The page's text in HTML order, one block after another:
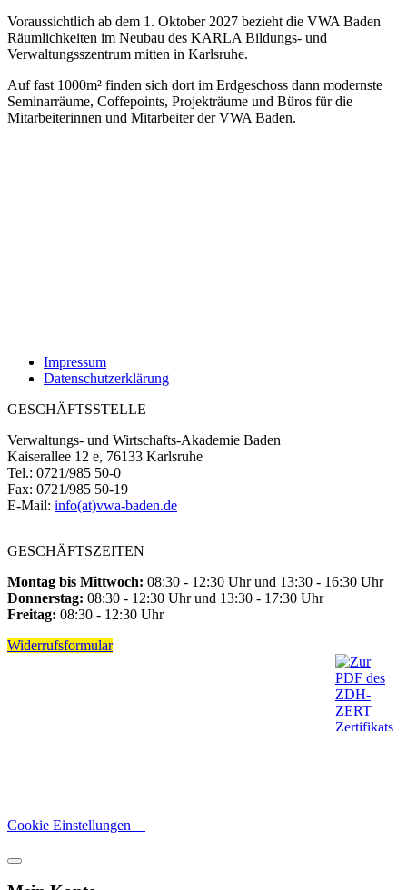
Voraussichtlich ab dem 1. Oktober 2027 bezieht die VWA Baden
Räumlichkeiten im Neubau des KARLA Bildungs- und
Verwaltungsszentrum mitten in Karlsruhe.
Auf fast 1000m² finden sich dort im Erdgeschoss dann modernste
Seminarräume, Coffepoints, Projekträume und Büros für die
Mitarbeiterinnen und Mitarbeiter der VWA Baden.
Impressum
Datenschutzerklärung
GESCHÄFTSSTELLE
Verwaltungs- und Wirtschafts-Akademie Baden
Kaiserallee 12 e, 76133 Karlsruhe
Tel.: 0721/985 50-0
Fax: 0721/985 50-19
E-Mail: info(at)vwa-baden.de
GESCHÄFTSZEITEN
Montag bis Mittwoch: 08:30 - 12:30 Uhr und 13:30 - 16:30 Uhr
Donnerstag: 08:30 - 12:30 Uhr und 13:30 - 17:30 Uhr
Freitag: 08:30 - 12:30 Uhr
Widerrufsformular
Cookie Einstellungen